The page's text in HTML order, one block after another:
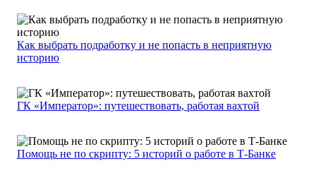
Как выбрать подработку и не попасть в неприятную
историю
ГК «Император»: путешествовать, работая вахтой
Помощь не по скрипту: 5 историй о работе в Т-Банке